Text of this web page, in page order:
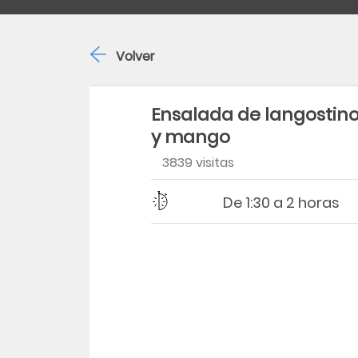
Ensalada de
y mango
3839 visitas
Dificultad
Tiempo De 1:30 a 2 horas
Volver